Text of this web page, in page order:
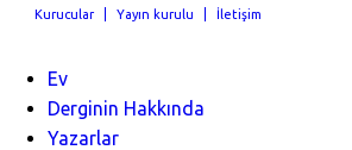
Kurucular Yayın kurulu İletişim
Ev
Derginin Hakkında
Yazarlar